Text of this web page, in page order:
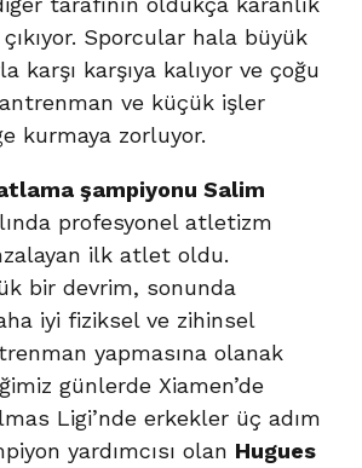
Sporcular hala büyük
karşı karşıya kalıyor ve çoğu
ve küçük işler
kurmaya zorluyor.
şampiyonu Salim
profesyonel atletizm
ilk atlet oldu.
bir devrim, sonunda
iyi fiziksel ve zihinsel
yapmasına olanak
günlerde Xiamen’de
Ligi’nde erkekler üç adım
yardımcısı olan Hugues